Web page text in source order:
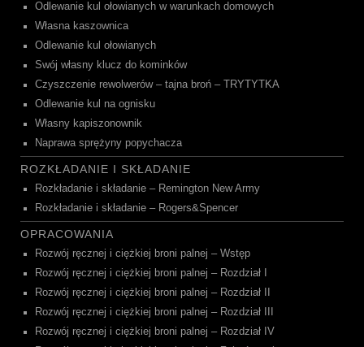
Odlewanie kul ołowianych w warunkach domowych
Własna kaszownica
Odlewanie kul ołowianych
Swój własny klucz do kominków
Czyszczenie rewolwerów – tajna broń – TRYTYTKA
Odlewanie kul na ognisku
Własny kapiszonownik
Naprawa sprężyny popychacza
ROZKŁADANIE I SKŁADANIE
Rozkładanie i składanie – Remington New Army
Rozkładanie i składanie – Rogers&Spencer
OPRACOWANIA
Rozwój ręcznej i ciężkiej broni palnej – Wstęp
Rozwój ręcznej i ciężkiej broni palnej – Rozdział I
Rozwój ręcznej i ciężkiej broni palnej – Rozdział II
Rozwój ręcznej i ciężkiej broni palnej – Rozdział III
Rozwój ręcznej i ciężkiej broni palnej – Rozdział IV